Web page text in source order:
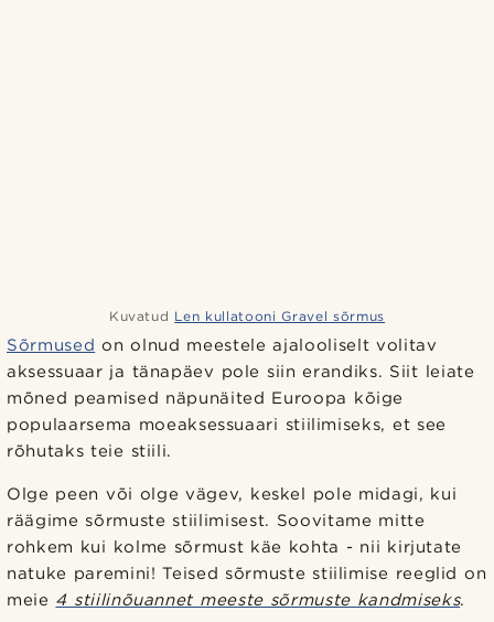
Kuvatud Len kullatooni Gravel sõrmus
Sõrmused on olnud meestele ajalooliselt volitav
aksessuaar ja tänapäev pole siin erandiks. Siit leiate
mõned peamised näpunäited Euroopa kõige
populaarsema moeaksessuaari stiilimiseks, et see
rõhutaks teie stiili.
Olge peen või olge vägev, keskel pole midagi, kui
räägime sõrmuste stiilimisest. Soovitame mitte
rohkem kui kolme sõrmust käe kohta - nii kirjutate
natuke paremini! Teised sõrmuste stiilimise reeglid on
meie 4 stiilinõuannet meeste sõrmuste kandmiseks.